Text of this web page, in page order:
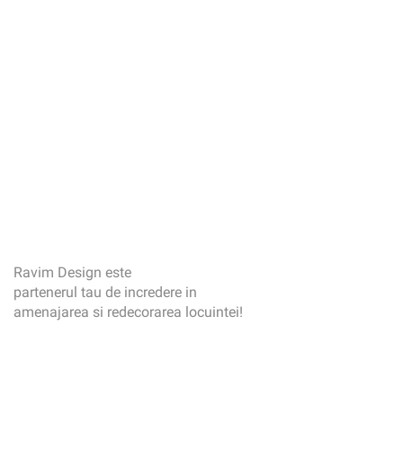
Ravim Design este
partenerul tau de incredere in
amenajarea si redecorarea locuintei!